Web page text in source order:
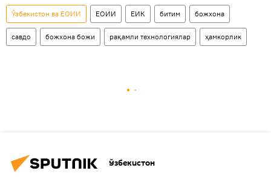
Ўзбекистон ва ЕОИИ ЕОИИ ЕИК битим божхона
савдо божхона божи рақамли технологиялар ҳамкорлик
Ўзбекистон